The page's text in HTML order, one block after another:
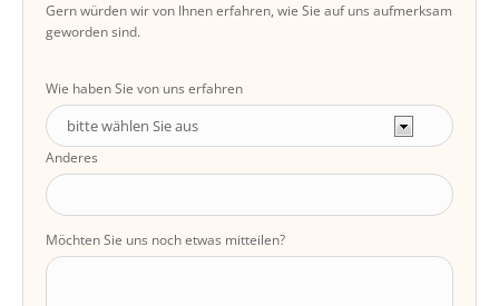
Gern würden wir von Ihnen erfahren, wie Sie auf uns aufmerksam
geworden sind.
Wie haben Sie von uns erfahren
Anderes
Möchten Sie uns noch etwas mitteilen?